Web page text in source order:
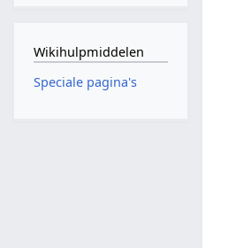
Wikihulpmiddelen
Speciale pagina's